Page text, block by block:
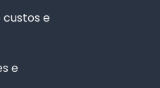
custos e
e